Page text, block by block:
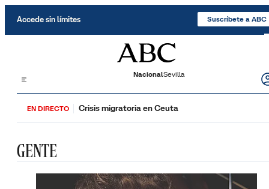
Accede sin límites Suscríbete a ABC
NacionalSevilla
EN DIRECTO Crisis migratoria en Ceuta
GENTE